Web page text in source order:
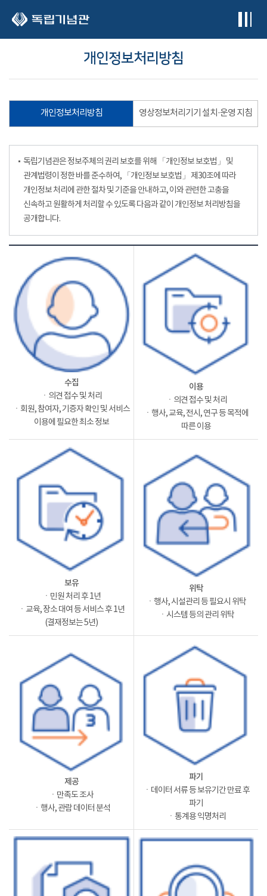
개인정보처리방침
개인정보처리방침 영상정보처리기기 설치·운영 지침
독립기념관은 정보주체의 권리 보호를 위해 「개인정보 보호법」 및
관계법령이 정한 바를 준수하여, 「개인정보 보호법」 제30조에 따라
개인정보 처리에 관한 절차 및 기준을 안내하고, 이와 관련한 고충을
신속하고 원활하게 처리할 수 있도록 다음과 같이 개인정보 처리방침을
공개합니다.
수집
ㆍ의견 접수 및 처리
ㆍ회원, 참여자, 기증자 확인 및 서비스
이용에 필요한 최소 정보
이용
ㆍ의견 접수 및 처리
ㆍ행사, 교육, 전시, 연구 등 목적에
따른 이용
보유
ㆍ민원 처리 후 1년
ㆍ교육, 장소 대여 등 서비스 후 1년
(결재정보는 5년)
위탁
ㆍ행사, 시설관리 등 필요시 위탁
ㆍ시스템 등의 관리 위탁
제공
ㆍ만족도 조사
ㆍ행사, 관람 데이터 분석
파기
ㆍ데이터 서류 등 보유기간 만료 후
파기
ㆍ통계용 익명처리